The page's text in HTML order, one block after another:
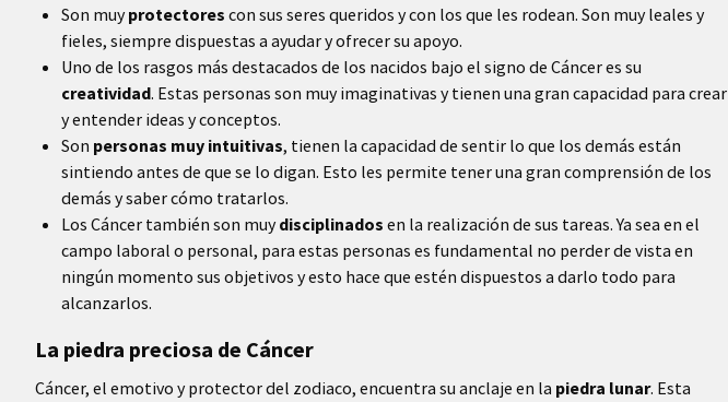
Son muyprotectores con sus seres queridos y con los que les rodean. Son muy leales y
fieles, siempre dispuestas a ayudar y ofrecer su apoyo.
Uno de los rasgos más destacados de los nacidos bajo el signo de Cáncer es su
creatividad. Estas personas son muy imaginativas y tienen una gran capacidad para crear
y entender ideas y conceptos.
Son personas muy intuitivas, tienen la capacidad de sentir lo que los demás están
sintiendo antes de que se lo digan. Esto les permite tener una gran comprensión de los
demás y saber cómo tratarlos.
Los Cáncer también son muydisciplinados en la realización de sus tareas. Ya sea en el
campo laboral o personal, para estas personas es fundamental no perder de vista en
ningún momento sus objetivos y esto hace que estén dispuestos a darlo todo para
alcanzarlos.
La piedra preciosa de Cáncer
Cáncer, el emotivo y protector del zodiaco, encuentra su anclaje en la piedra lunar. Esta